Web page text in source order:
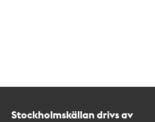
Stockholmskällan drivs av